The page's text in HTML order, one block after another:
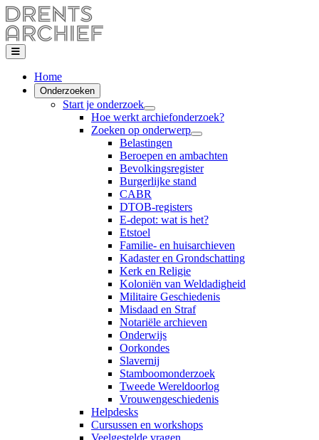
Home
Onderzoeken
Start je onderzoek
Hoe werkt archiefonderzoek?
Zoeken op onderwerp
Belastingen
Beroepen en ambachten
Bevolkingsregister
Burgerlijke stand
CABR
DTOB-registers
E-depot: wat is het?
Etstoel
Familie- en huisarchieven
Kadaster en Grondschatting
Kerk en Religie
Koloniën van Weldadigheid
Militaire Geschiedenis
Misdaad en Straf
Notariële archieven
Onderwijs
Oorkondes
Slavernij
Stamboomonderzoek
Tweede Wereldoorlog
Vrouwengeschiedenis
Helpdesks
Cursussen en workshops
Veelgestelde vragen